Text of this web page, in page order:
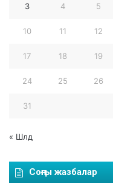
3 4 5
10 11 12
17 18 19
24 25 26
31
« Шлд
Соңғы жазбалар